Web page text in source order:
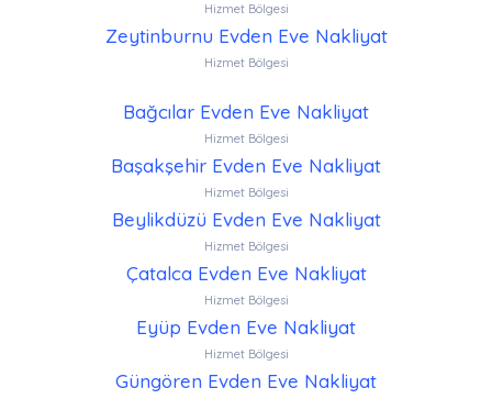
Hizmet Bölgesi
Zeytinburnu Evden Eve Nakliyat
Hizmet Bölgesi
Bağcılar Evden Eve Nakliyat
Hizmet Bölgesi
Başakşehir Evden Eve Nakliyat
Hizmet Bölgesi
Beylikdüzü Evden Eve Nakliyat
Hizmet Bölgesi
Çatalca Evden Eve Nakliyat
Hizmet Bölgesi
Eyüp Evden Eve Nakliyat
Hizmet Bölgesi
Güngören Evden Eve Nakliyat